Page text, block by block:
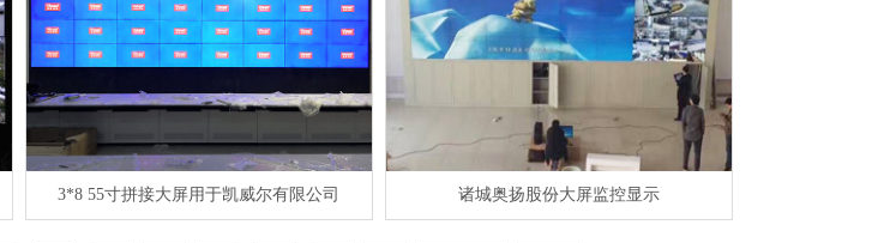
3*8 55寸拼接大屏用于凯威尔有限公司 诸城奥扬股份大屏监控显示